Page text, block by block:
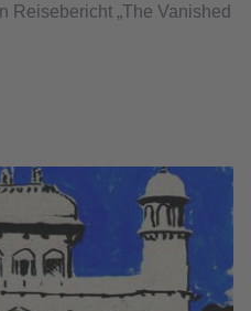
Reisebericht „The Vanished